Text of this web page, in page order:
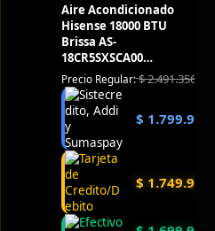
Aire Acondicionado
Hisense 18000 BTU
Brissa AS-
18CR5SXSCA00
Convencional 220V
Precio Regular:$2.491.356
$ 1.799.900
$ 1.749.900